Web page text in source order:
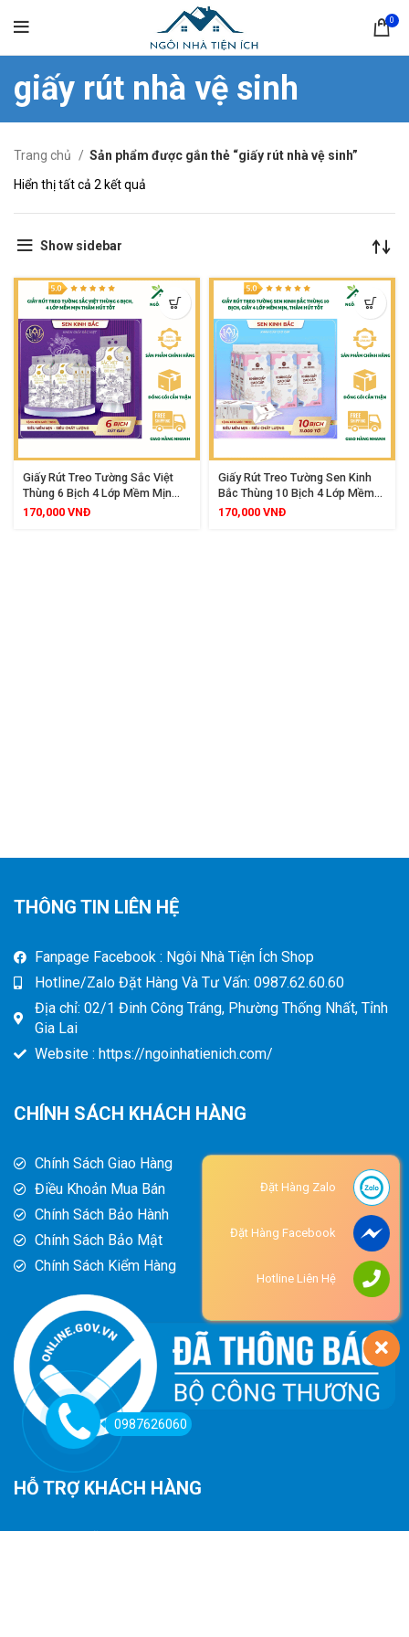
0
giấy rút nhà vệ sinh
Trang chủ
Sản phẩm được gắn thẻ “giấy rút nhà vệ sinh”
Hiển thị tất cả 2 kết quả
Show sidebar
Giấy Rút Treo Tường Sắc Việt
Thùng 6 Bịch 4 Lớp Mềm Mịn
Thấm Hút Tốt
170,000 VNĐ
Giấy Rút Treo Tường Sen Kinh
Bắc Thùng 10 Bịch 4 Lớp Mềm
Mịn Thấm Hút Tốt
170,000 VNĐ
THÔNG TIN LIÊN HỆ
Fanpage Facebook : Ngôi Nhà Tiện Ích Shop
Hotline/Zalo Đặt Hàng Và Tư Vấn: 0987.62.60.60
Địa chỉ: 02/1 Đinh Công Tráng, Phường Thống Nhất, Tỉnh
Gia Lai
Website : https://ngoinhatienich.com/
CHÍNH SÁCH KHÁCH HÀNG
Chính Sách Giao Hàng
Điều Khoản Mua Bán
Chính Sách Bảo Hành
Chính Sách Bảo Mật
Chính Sách Kiểm Hàng
HỖ TRỢ KHÁCH HÀNG
0987626060
Đặt Hàng Zalo
Đặt Hàng Facebook
Hotline Liên Hệ